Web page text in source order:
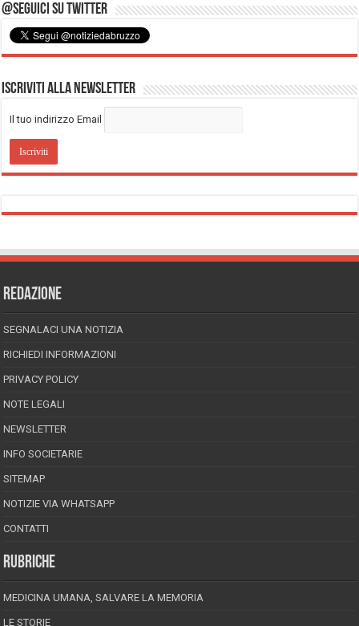
@Seguici su Twitter
Iscriviti alla Newsletter
Il tuo indirizzo Email
REDAZIONE
SEGNALACI UNA NOTIZIA
RICHIEDI INFORMAZIONI
PRIVACY POLICY
NOTE LEGALI
NEWSLETTER
INFO SOCIETARIE
SITEMAP
NOTIZIE VIA WHATSAPP
CONTATTI
RUBRICHE
MEDICINA UMANA, SALVARE LA MEMORIA
LE STORIE